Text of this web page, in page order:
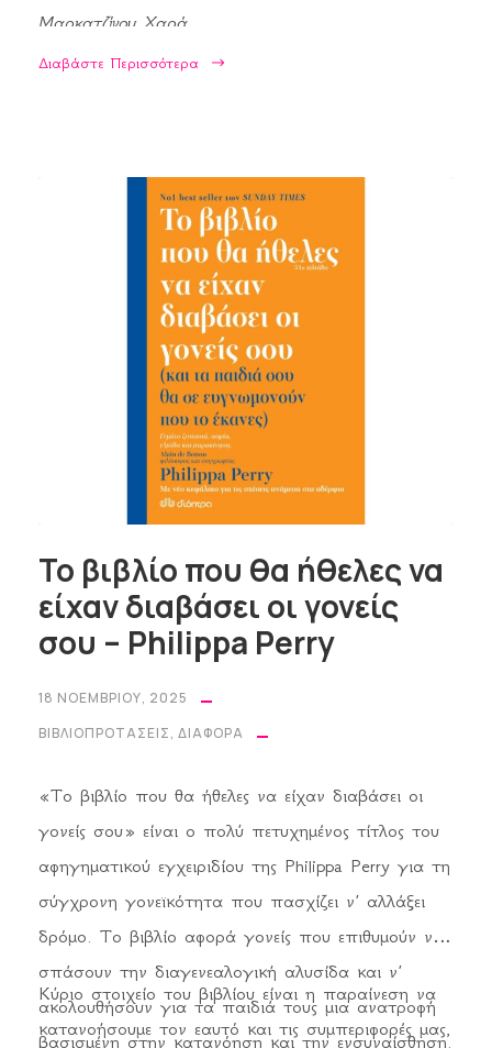
Μαρκατζίνου Χαρά
Νικολιδάκη Ελένη
Διαβάστε Περισσότερα
Το βιβλίο που θα ήθελες να
είχαν διαβάσει οι γονείς
σου – Philippa Perry
18 ΝΟΕΜΒΡΊΟΥ, 2025
ΒΙΒΛΙΟΠΡΟΤΆΣΕΙΣ, ΔΙΆΦΟΡΑ
«Το βιβλίο που θα ήθελες να είχαν διαβάσει οι
γονείς σου» είναι ο πολύ πετυχημένος τίτλος του
αφηγηματικού εγχειριδίου της Philippa Perry για τη
σύγχρονη γονεϊκότητα που πασχίζει ν’ αλλάξει
δρόμο. Το βιβλίο αφορά γονείς που επιθυμούν να
σπάσουν την διαγενεαλογική αλυσίδα και ν’
ακολουθήσουν για τα παιδιά τους μια ανατροφή
βασισμένη στην κατανόηση και την ενσυναίσθηση.
Κύριο στοιχείο του βιβλίου είναι η παραίνεση να
κατανοήσουμε τον εαυτό και τις συμπεριφορές μας,